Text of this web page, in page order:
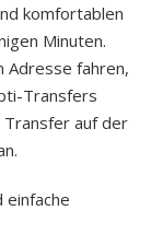
komfortablen
Minuten.
Adresse fahren,
Transfers
Transfer auf der
einfache